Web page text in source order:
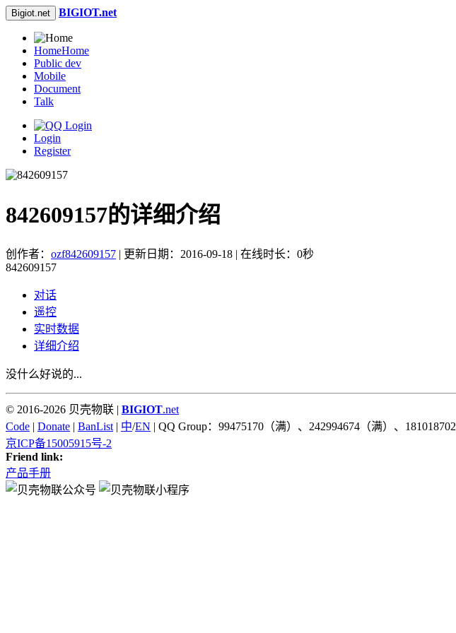
Bigiot.net BIGIOT.net
HomeHome
Public dev
Mobile
Document
Talk
Login
Register
842609157的详细介绍
创作者： ozf842609157 | 更新日期：2016-09-18 | 在线时长：0秒
842609157
对话
遥控
实时数据
详细介绍
没什么好说的...
© 2016-2026 贝壳物联 | BIGIOT.net
Code | Donate | BanList | 中/EN | QQ Group：99475170（满）、242994674（满）、181018702
京ICP备15005915号-2
Friend link:
产品手册